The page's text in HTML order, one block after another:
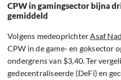
CPW in gamingsector bijna
gemiddeld
Volgens medeoprichterAsaf
CPW in de game- en goksector
ondergrens van $3,40. Ter
gedecentraliseerde (DeFi) en